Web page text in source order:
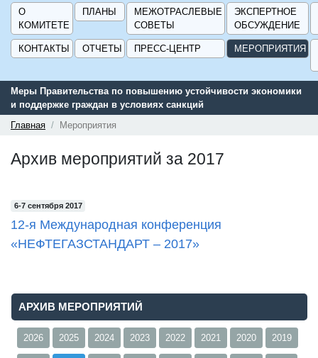
О
КОМИТЕТЕ
ПЛАНЫ
МЕЖОТРАСЛЕВЫЕ
СОВЕТЫ
ЭКСПЕРТНОЕ
ОБСУЖДЕНИЕ
КОНТАКТЫ ОТЧЕТЫ ПРЕСС-ЦЕНТР МЕРОПРИЯТИЯ
Меры Правительства по повышению устойчивости экономики
и поддержке граждан в условиях санкций
Главная
Мероприятия
Архив мероприятий за 2017
6-7 сентября 2017
12-я Международная конференция
«НЕФТЕГАЗСТАНДАРТ – 2017»
АРХИВ МЕРОПРИЯТИЙ
2026 2025 2024 2023 2022 2021 2020 2019